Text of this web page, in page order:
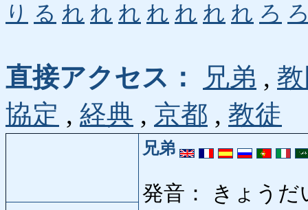
り る れ れ れ れ れ れ れ ろ
直接アクセス： 兄弟 ,
協定 , 経典 , 京都 , 教徒
兄弟
発音： きょうだ